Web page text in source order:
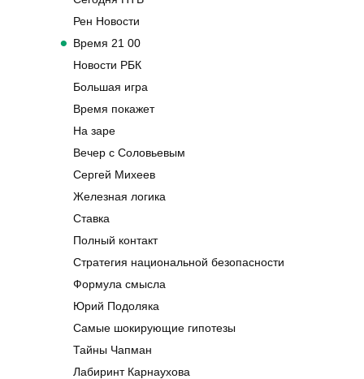
Рен Новости
Время 21 00
Новости РБК
Большая игра
Время покажет
На заре
Вечер с Соловьевым
Сергей Михеев
Железная логика
Ставка
Полный контакт
Стратегия национальной безопасности
Формула смысла
Юрий Подоляка
Самые шокирующие гипотезы
Тайны Чапман
Лабиринт Карнаухова